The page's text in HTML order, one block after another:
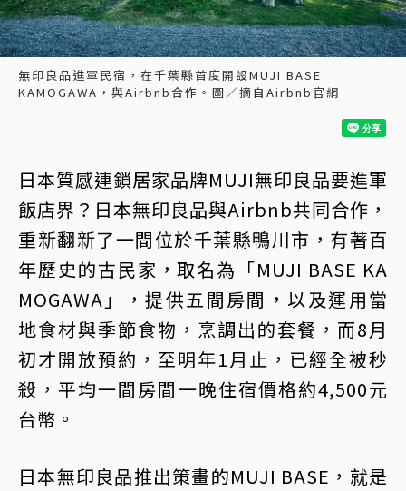
無印良品進軍民宿，在千葉縣首度開設MUJI BASE
KAMOGAWA，與Airbnb合作。圖／摘自Airbnb官網
日本質感連鎖居家品牌MUJI無印良品要進軍
飯店界？日本無印良品與Airbnb共同合作，
重新翻新了一間位於千葉縣鴨川市，有著百
年歷史的古民家，取名為「MUJI BASE KA
MOGAWA」，提供五間房間，以及運用當
地食材與季節食物，烹調出的套餐，而8月
初才開放預約，至明年1月止，已經全被秒
殺，平均一間房間一晚住宿價格約4,500元
台幣。
日本無印良品推出策畫的MUJI BASE，就是